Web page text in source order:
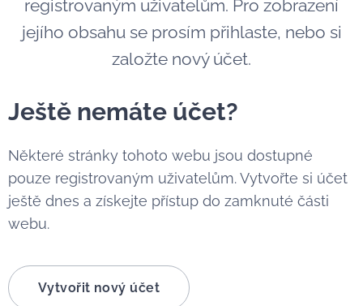
registrovaným uživatelům. Pro zobrazení
jejího obsahu se prosím přihlaste, nebo si
založte nový účet.
Ještě nemáte účet?
Některé stránky tohoto webu jsou dostupné
pouze registrovaným uživatelům. Vytvořte si účet
ještě dnes a získejte přístup do zamknuté části
webu.
Vytvořit nový účet